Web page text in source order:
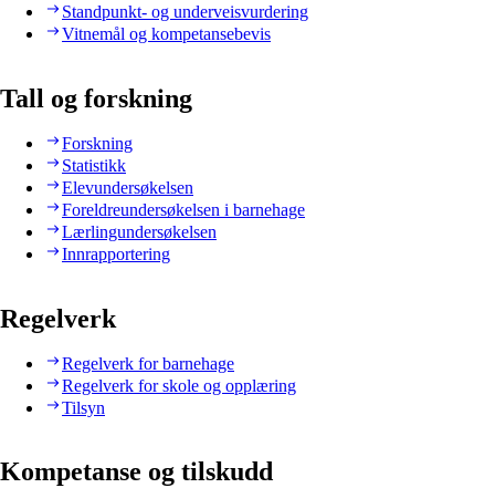
Standpunkt- og underveisvurdering
Vitnemål og kompetansebevis
Tall og forskning
Forskning
Statistikk
Elevundersøkelsen
Foreldreundersøkelsen i barnehage
Lærlingundersøkelsen
Innrapportering
Regelverk
Regelverk for barnehage
Regelverk for skole og opplæring
Tilsyn
Kompetanse og tilskudd